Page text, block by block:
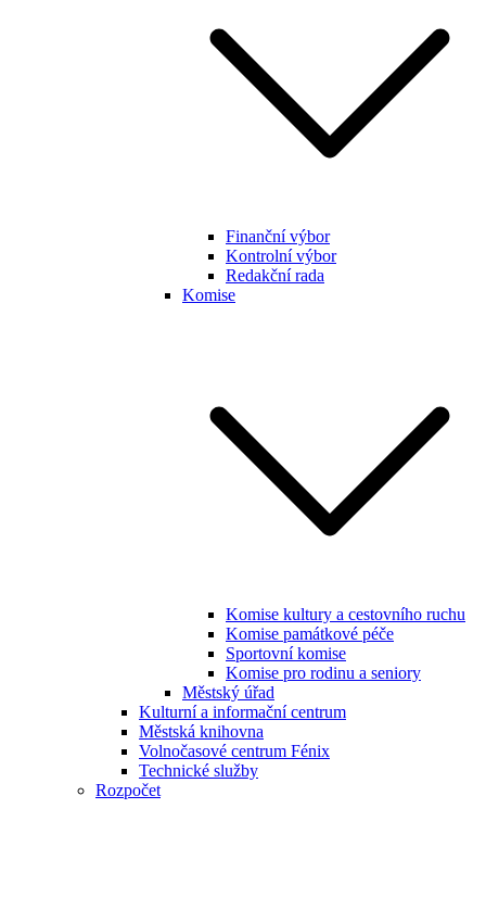
Finanční výbor
Kontrolní výbor
Redakční rada
Komise
Komise kultury a cestovního ruchu
Komise památkové péče
Sportovní komise
Komise pro rodinu a seniory
Městský úřad
Kulturní a informační centrum
Městská knihovna
Volnočasové centrum Fénix
Technické služby
Rozpočet